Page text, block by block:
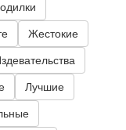
Жестокие
Лучшие